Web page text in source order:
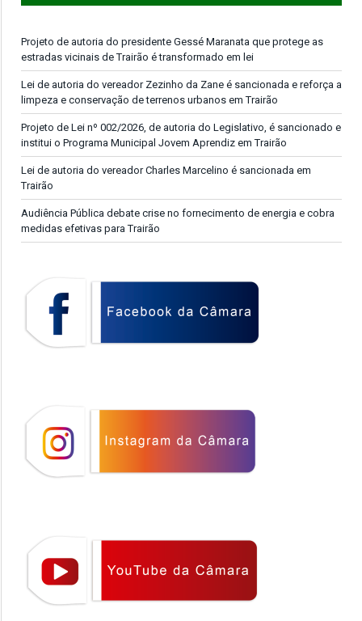
Projeto de autoria do presidente Gessé Maranata que protege as
estradas vicinais de Trairão é transformado em lei
Lei de autoria do vereador Zezinho da Zane é sancionada e reforça a
limpeza e conservação de terrenos urbanos em Trairão
Projeto de Lei nº 002/2026, de autoria do Legislativo, é sancionado e
institui o Programa Municipal Jovem Aprendiz em Trairão
Lei de autoria do vereador Charles Marcelino é sancionada em
Trairão
Audiência Pública debate crise no fornecimento de energia e cobra
medidas efetivas para Trairão